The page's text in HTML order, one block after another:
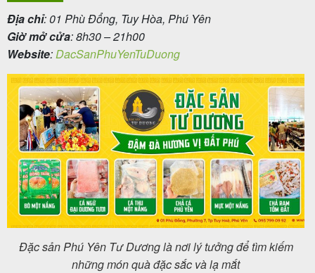
Địa chỉ: 01 Phù Đổng, Tuy Hòa, Phú Yên
Giờ mở cửa: 8h30 – 21h00
Website: DacSanPhuYenTuDuong
Đặc sản Phú Yên Tư Dương là nơi lý tưởng để tìm kiếm
những món quà đặc sắc và lạ mắt